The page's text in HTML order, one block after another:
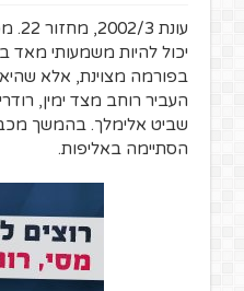
יכול להיות משמעותי מאד
בפורמה מצוינת, אלא שהיא
העביר רוחב מצד ימין,
הסתיימה באליפות.